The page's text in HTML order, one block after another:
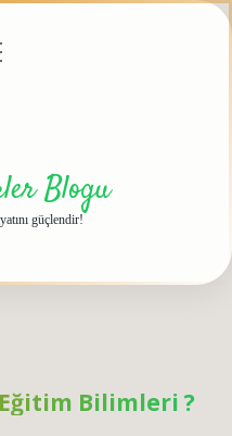
Blogu
güçlendir!
Bilimleri ?